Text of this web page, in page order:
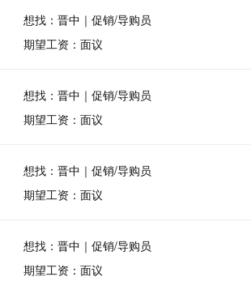
想找：晋中｜促销/导购员
期望工资：面议
想找：晋中｜促销/导购员
期望工资：面议
想找：晋中｜促销/导购员
期望工资：面议
想找：晋中｜促销/导购员
期望工资：面议